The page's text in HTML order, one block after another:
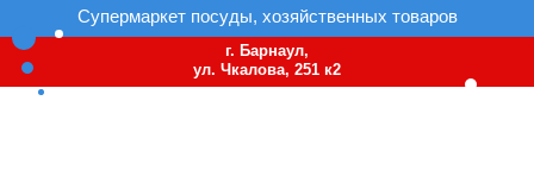
Супермаркет посуды, хозяйственных товаров
г. Барнаул,
ул. Чкалова, 251 к2